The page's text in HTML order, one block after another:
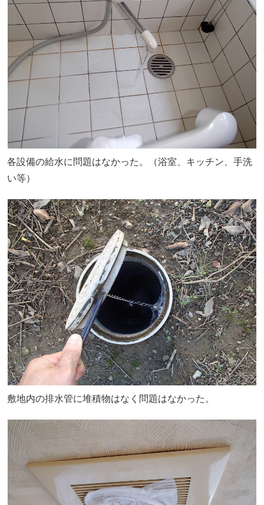
各設備の給水に問題はなかった。（浴室、キッチン、手洗
い等）
敷地内の排水管に堆積物はなく問題はなかった。